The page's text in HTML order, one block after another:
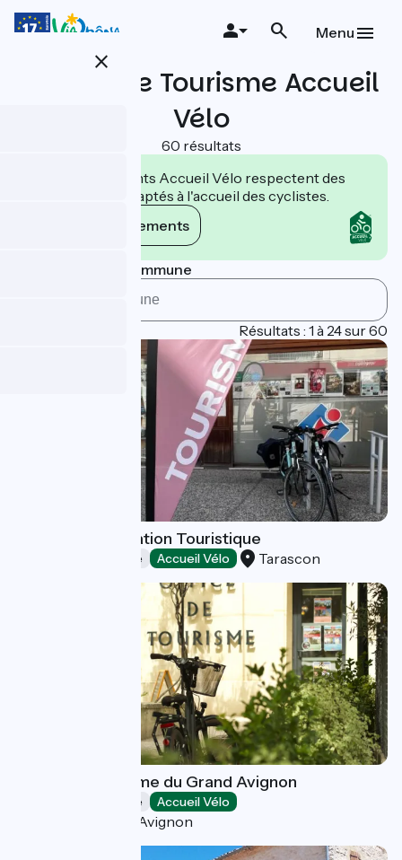
Aller
close
Menu
Offices de Tourisme Accueil
Vélo
60 résultats
Les établissements Accueil Vélo respectent des
engagements adaptés à l'accueil des cyclistes.
Voir les engagements
Rechercher par commune
Résultats : 1 à 24 sur 60
Bureau d'Information Touristique
Offices de Tourisme Accueil Vélo Tarascon
Office de Tourisme du Grand Avignon
Offices de Tourisme Accueil Vélo
Villeneuve-lès-Avignon